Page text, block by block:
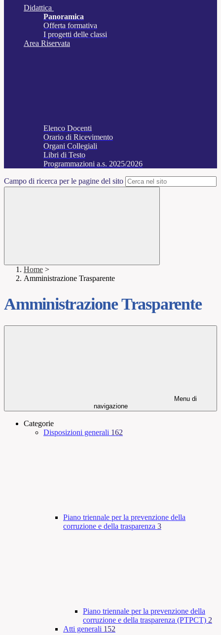
Didattica
Panoramica
Offerta formativa
I progetti delle classi
Area Riservata
Elenco Docenti
Orario di Ricevimento
Organi Collegiali
Libri di Testo
Programmazioni a.s. 2025/2026
Campo di ricerca per le pagine del sito
Home >
Amministrazione Trasparente
Amministrazione Trasparente
Menu di
navigazione
Categorie
Disposizioni generali 162
Piano triennale per la prevenzione della
corruzione e della trasparenza 3
Piano triennale per la prevenzione della
corruzione e della trasparenza (PTPCT) 2
Atti generali 152